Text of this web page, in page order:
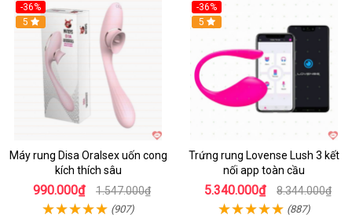
-36%
5
Máy rung Disa Oralsex uốn cong
kích thích sâu
990.000₫ 1.547.000₫
(907)
-36%
Hot
5
Trứng rung Lovense Lush 3 kết
nối app toàn cầu
5.340.000₫ 8.344.000₫
(887)